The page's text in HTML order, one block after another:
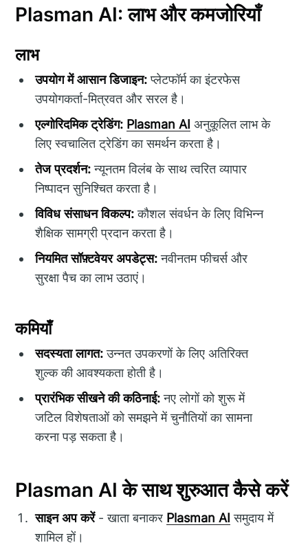
Plasman AI: लाभ और कमजोरियाँ
लाभ
उपयोग में आसान डिजाइन:प्लेटफॉर्म का इंटरफेस
उपयोगकर्ता-मित्रवत और सरल है।
एल्गोरिदमिक ट्रेडिंग: Plasman AI अनुकूलित लाभ के
लिए स्वचालित ट्रेडिंग का समर्थन करता है।
तेज प्रदर्शन:न्यूनतम विलंब के साथ त्वरित व्यापार
निष्पादन सुनिश्चित करता है।
विविध संसाधन विकल्प:कौशल संवर्धन के लिए विभिन्न
शैक्षिक सामग्री प्रदान करता है।
नियमित सॉफ़्टवेयर अपडेट्स:नवीनतम फीचर्स और
सुरक्षा पैच का लाभ उठाएं।
कमियाँ
सदस्यता लागत:उन्नत उपकरणों के लिए अतिरिक्त
शुल्क की आवश्यकता होती है।
प्रारंभिक सीखने की कठिनाई:नए लोगों को शुरू में
जटिल विशेषताओं को समझने में चुनौतियों का सामना
करना पड़ सकता है।
Plasman AI के साथ शुरुआत कैसे करें
साइन अप करें- खाता बनाकर Plasman AI समुदाय में
शामिल हों।